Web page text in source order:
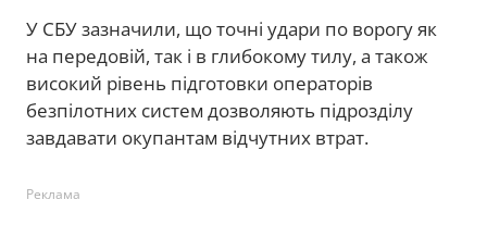
У СБУ зазначили, що точні удари по ворогу як
на передовій, так і в глибокому тилу, а також
високий рівень підготовки операторів
безпілотних систем дозволяють підрозділу
завдавати окупантам відчутних втрат.
Реклама